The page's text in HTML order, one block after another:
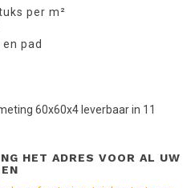
per m²
en pad
60x60x4 leverbaar in 11
HET ADRES VOOR AL UW